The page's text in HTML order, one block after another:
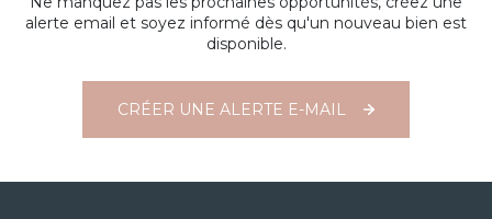
alerte email et soyez informé dès qu'un nouveau bien est
disponible.
CRÉER UNE ALERTE E-MAIL